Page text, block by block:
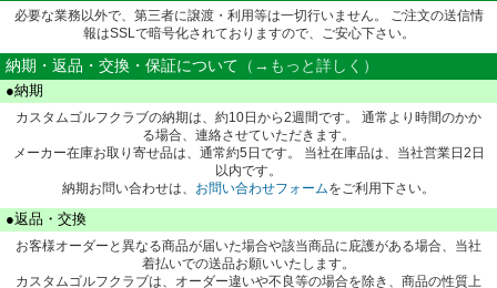
必要な業務以外で、第三者に譲渡・利用等は一切行いません。 ご注文の送信情
報はSSLで暗号化されておりますので、ご安心下さい。
納期・返品・交換・保証について （→もっと詳しく）
●納期
カスタムゴルフクラブの納期は、約10日から2週間です。 通常より時間のかか
る場合、連絡させていただきます。
メーカー在庫お取り寄せ品は、通常約5日です。 当社在庫品は、当社営業日2日
以内です。
納期お問い合わせは、 お問い合わせフォームをご利用下さい。
●返品・交換
お客様オーダーと異なる商品が届いた場合や該当商品に庇護がある場合、当社
着払いでの送品お願いいたします。
カスタムゴルフクラブは、オーダー違いや不良等の場合を除き、商品の性質上